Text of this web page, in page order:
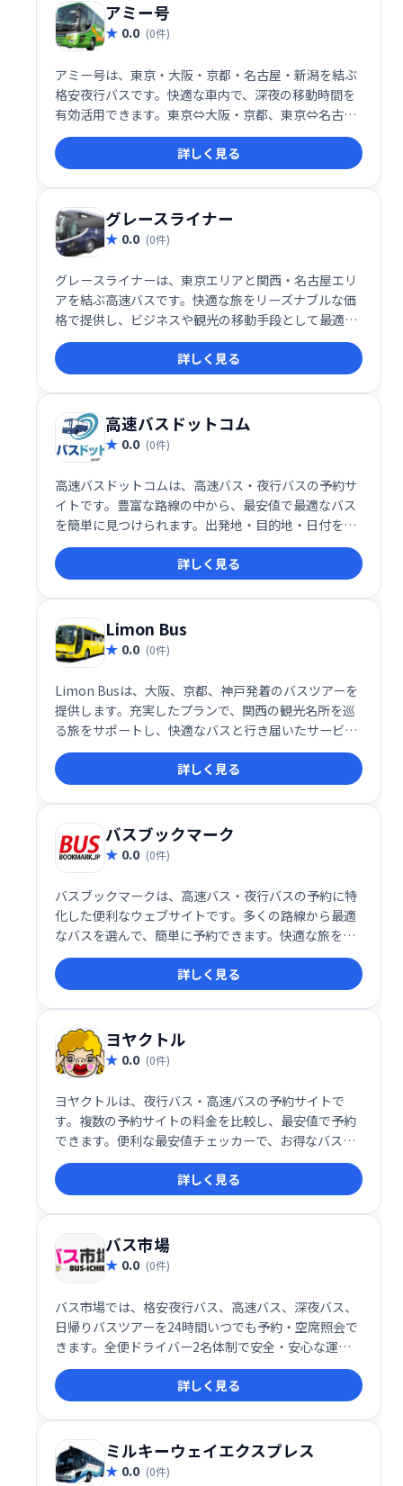
アミー号
0.0 (0件)
アミー号は、東京・大阪・京都・名古屋・新潟を結ぶ
格安夜行バスです。快適な車内で、深夜の移動時間を
有効活用できます。東京⇔大阪・京都、東京⇔名古
屋、東京⇔新潟、名古屋⇔新潟間の予約はアミー号に
お任せください。お得な料金で、目的地までスムーズ
にお届けします。
詳しく見る
グレースライナー
0.0 (0件)
グレースライナーは、東京エリアと関西・名古屋エリ
アを結ぶ高速バスです。快適な旅をリーズナブルな価
格で提供し、ビジネスや観光の移動手段として最適で
す。 充実した設備と丁寧なサービスで、安心してご利
用いただけます。 東京と関西・名古屋への移動をスム
ーズにサポートします。
詳しく見る
高速バスドットコム
0.0 (0件)
高速バスドットコムは、高速バス・夜行バスの予約サ
イトです。豊富な路線の中から、最安値で最適なバス
を簡単に見つけられます。出発地・目的地・日付を入
力するだけで、複数のバス会社から運行情報を比較
し、すぐに予約できます。快適な旅を、高速バスドッ
トコムで！
詳しく見る
Limon Bus
0.0 (0件)
Limon Busは、大阪、京都、神戸発着のバスツアーを
提供します。充実したプランで、関西の観光名所を巡
る旅をサポートし、快適なバスと行き届いたサービス
で、思い出に残る旅をお約束します。
詳しく見る
バスブックマーク
0.0 (0件)
バスブックマークは、高速バス・夜行バスの予約に特
化した便利なウェブサイトです。多くの路線から最適
なバスを選んで、簡単に予約できます。快適な旅を計
画するお手伝いをいたします。
詳しく見る
ヨヤクトル
0.0 (0件)
ヨヤクトルは、夜行バス・高速バスの予約サイトで
す。複数の予約サイトの料金を比較し、最安値で予約
できます。便利な最安値チェッカーで、お得なバス旅
行を簡単に見つけられます。快適な旅を、ヨヤクトル
で！
詳しく見る
バス市場
0.0 (0件)
バス市場では、格安夜行バス、高速バス、深夜バス、
日帰りバスツアーを24時間いつでも予約・空席照会で
きます。全便ドライバー2名体制で安全・安心な運行
を徹底。お得で快適なバス旅行を、バス市場でぜひお
楽しみください。
詳しく見る
ミルキーウェイエクスプレス
0.0 (0件)